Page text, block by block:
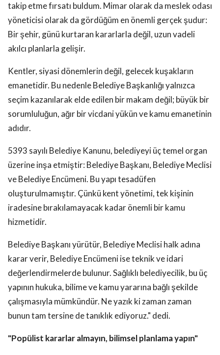
takip etme fırsatı buldum. Mimar olarak da meslek odası
yöneticisi olarak da gördüğüm en önemli gerçek şudur:
Bir şehir, günü kurtaran kararlarla değil, uzun vadeli
akılcı planlarla gelişir.
Kentler, siyasi dönemlerin değil, gelecek kuşakların
emanetidir. Bu nedenle Belediye Başkanlığı yalnızca
seçim kazanılarak elde edilen bir makam değil; büyük bir
sorumluluğun, ağır bir vicdani yükün ve kamu emanetinin
adıdır.
5393 sayılı Belediye Kanunu, belediyeyi üç temel organ
üzerine inşa etmiştir: Belediye Başkanı, Belediye Meclisi
ve Belediye Encümeni. Bu yapı tesadüfen
oluşturulmamıştır. Çünkü kent yönetimi, tek kişinin
iradesine bırakılamayacak kadar önemli bir kamu
hizmetidir.
Belediye Başkanı yürütür, Belediye Meclisi halk adına
karar verir, Belediye Encümeni ise teknik ve idari
değerlendirmelerde bulunur. Sağlıklı belediyecilik, bu üç
yapının hukuka, bilime ve kamu yararına bağlı şekilde
çalışmasıyla mümkündür. Ne yazık ki zaman zaman
bunun tam tersine de tanıklık ediyoruz." dedi.
"Popülist kararlar almayın, bilimsel planlama yapın"